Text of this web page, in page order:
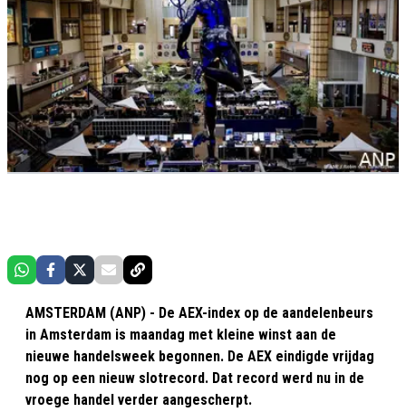
AMSTERDAM (ANP) - De AEX-index op de aandelenbeurs
in Amsterdam is maandag met kleine winst aan de
nieuwe handelsweek begonnen. De AEX eindigde vrijdag
nog op een nieuw slotrecord. Dat record werd nu in de
vroege handel verder aangescherpt.